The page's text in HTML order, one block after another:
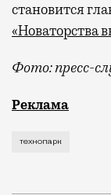
становится
«Новаторства
Фото: пресс-
Рекламные
Реклама
технопарк